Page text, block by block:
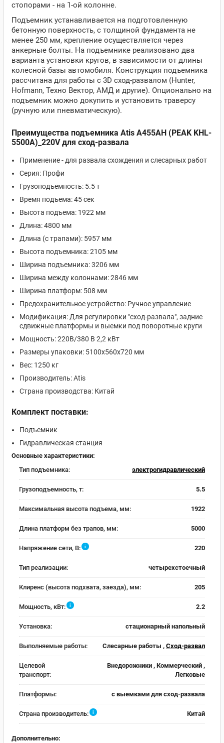
стопорами - на 1-ой колонне.
Подъемник устанавливается на подготовленную
бетонную поверхность, с толщиной фундамента не
менее 250 мм, крепление осуществляется через
анкерные болты. На подъемнике реализовано два
варианта установки кругов, в зависимости от длины
колесной базы автомобиля. Конструкция подъемника
рассчитана для работы с 3D сход-развалом (Hunter,
Hofmann, Техно Вектор, АМД и другие). Опционально на
подъемник можно докупить и установить траверсу
(ручную или пневматическую).
Преимущества подъемника Atis A455AH (PEAK KHL-
5500A)_220V для сход-развала
Применение - для развала схождения и слесарных работ
Серия: Профи
Грузоподъемность: 5.5 т
Время подъема: 45 сек
Высота подъема: 1922 мм
Длина: 4800 мм
Длина (с трапами): 5957 мм
Высота подъемника: 2105 мм
Ширина подъемника: 3206 мм
Ширина между колоннами: 2846 мм
Ширина платформ: 508 мм
Предохранительное устройство: Ручное управление
Модификация: Для регулировки "сход-развала", задние
сдвижные платформы и выемки под поворотные круги
Мощность: 220В/380 В 2,2 кВт
Размеры упаковки: 5100x560x720 мм
Вес: 1250 кг
Производитель: Atis
Страна производства: Китай
Комплект поставки:
Подъемник
Гидравлическая станция
Основные характеристики:
Тип подъемника:
электрогидравлический
Грузоподъемность, т: 5.5
Максимальная высота подъема, мм: 1922
Длина платформ без трапов, мм: 5000
Напряжение сети, В: i 220
Тип реализации: четырехстоечный
Клиренс (высота подхвата, заезда), мм: 205
Мощность, кВт: i 2.2
Установка: стационарный напольный
Выполняемые работы: Слесарные работы , Сход-развал
Целевой
транспорт:
Внедорожники , Коммерческий ,
Легковые
Платформы: с выемками для сход-развала
Страна производитель: i Китай
Дополнительно: